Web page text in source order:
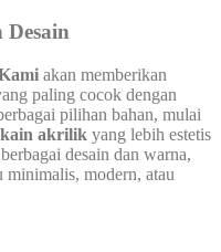
Desain
akan memberikan
paling cocok dengan
pilihan bahan, mulai
kain akrilik yang lebih estetis
desain dan warna,
minimalis, modern, atau